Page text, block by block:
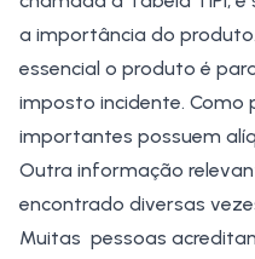
a importância do
essencial o produto é
imposto incidente. Como
importantes possuem
Outra informação
encontrado diversas
Muitas pessoas